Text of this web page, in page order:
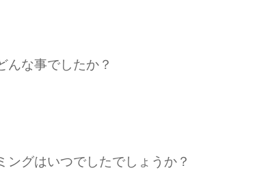
んな事でしたか？
グはいつでしたでしょうか？